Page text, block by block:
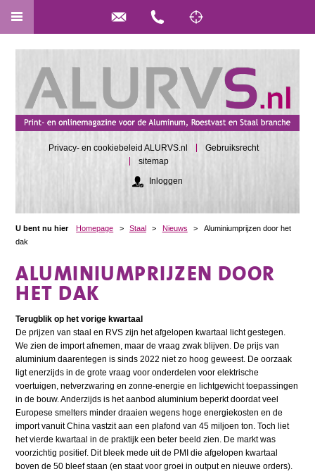
Privacy- en cookiebeleid ALURVS.nl
Gebruiksrecht
sitemap
Inloggen
U bent nu hier Homepage > Staal > Nieuws >
Aluminiumprijzen door het
dak
ALUMINIUMPRIJZEN DOOR
HET DAK
Terugblik op het vorige kwartaal
De prijzen van staal en RVS zijn het afgelopen kwartaal licht gestegen.
We zien de import afnemen, maar de vraag zwak blijven. De prijs van
aluminium daarentegen is sinds 2022 niet zo hoog geweest. De oorzaak
ligt enerzijds in de grote vraag voor onderdelen voor elektrische
voertuigen, netverzwaring en zonne-energie en lichtgewicht toepassingen
in de bouw. Anderzijds is het aanbod aluminium beperkt doordat veel
Europese smelters minder draaien wegens hoge energiekosten en de
import vanuit China vastzit aan een plafond van 45 miljoen ton. Toch liet
het vierde kwartaal in de praktijk een beter beeld zien. De markt was
voorzichtig positief. Dit bleek mede uit de PMI die afgelopen kwartaal
boven de 50 bleef staan (en staat voor groei in output en nieuwe orders).